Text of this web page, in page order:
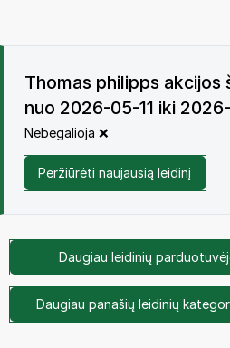
Thomas philipps akcijos
nuo 2026-05-11 iki
Nebegalioja ❌
Peržiūrėti naujausią leidinį
Daugiau leidinių
Daugiau panašių leidinių